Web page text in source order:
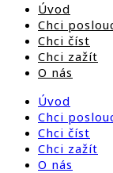
Úvod
Chci
Chci číst
Chci zažít
O nás
Úvod
Chci
Chci číst
Chci zažít
O nás